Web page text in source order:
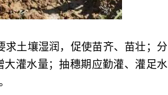
求土壤湿润，促使苗齐、苗壮；分
灌水量；抽穗期应勤灌、灌足水